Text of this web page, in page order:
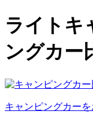
ライトキ
ングカー
キャンピングカー